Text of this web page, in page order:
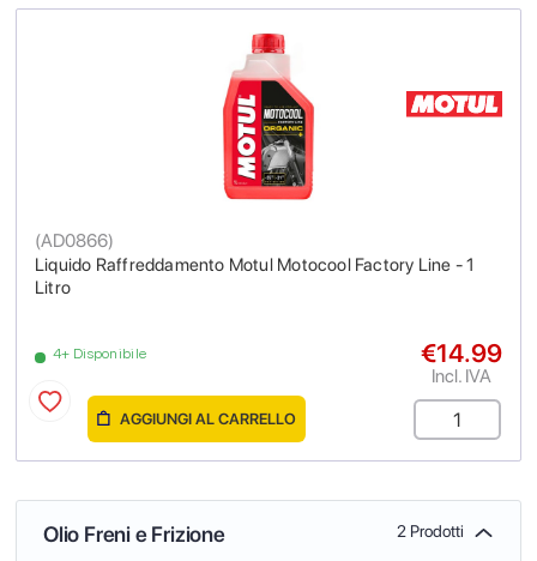
Liquido Raffreddamento Motul Motocool Factory Line - 1
Litro
(AD0866)
4+ Disponibile €14.99
Incl. IVA
AGGIUNGI AL CARRELLO
Olio Freni e Frizione 2 Prodotti